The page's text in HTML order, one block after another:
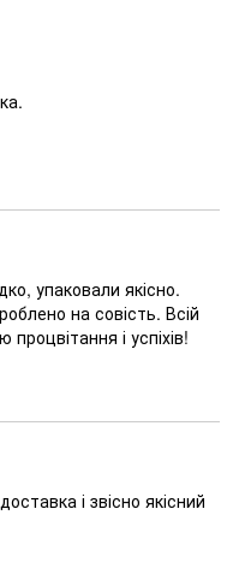
упаковали якісно.
на совість. Всій
і успіхів!
і звісно якісний